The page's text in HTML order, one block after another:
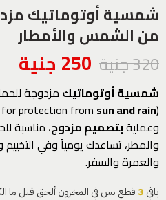
شمسية أوتوماتيك
من الشمس والأمطار
320جنية 250 جنية
شمسية أوتوماتيك مزدوجة
(umbrella for protection from
sun and rain
وعمليةبتصميم مزدوج، مناسبة
والمطر، تساعدك يومياً وفي
والعمرة والسفر.
باقي 3قطع بس في المخزون ألحق قبل ما